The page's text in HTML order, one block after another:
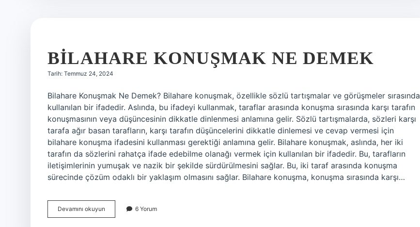
BILAHARE KONUŞMAK NE DEMEK
Tarih: Temmuz 24, 2024
Bilahare Konuşmak Ne Demek? Bilahare konuşmak, özellikle sözlü tartışmalar ve görüşmeler sırasında
kullanılan bir ifadedir. Aslında, bu ifadeyi kullanmak, taraflar arasında konuşma sırasında karşı tarafın
konuşmasının veya düşüncesinin dikkatle dinlenmesi anlamına gelir. Sözlü tartışmalarda, sözleri karşı
tarafa ağır basan tarafların, karşı tarafın düşüncelerini dikkatle dinlemesi ve cevap vermesi için
bilahare konuşma ifadesini kullanması gerektiği anlamına gelir. Bilahare konuşmak, aslında, her iki
tarafın da sözlerini rahatça ifade edebilme olanağı vermek için kullanılan bir ifadedir. Bu, tarafların
iletişimlerinin yumuşak ve nazik bir şekilde sürdürülmesini sağlar. Bu, iki taraf arasında konuşma
sürecinde çözüm odaklı bir yaklaşım olmasını sağlar. Bilahare konuşma, konuşma sırasında karşı…
Devamını okuyun Bilahare
konuşmak
6 Yorum